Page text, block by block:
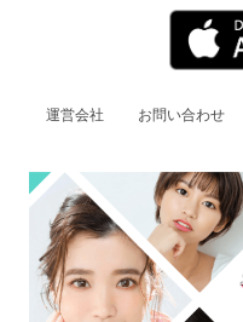
運営会社 お問い合わせ